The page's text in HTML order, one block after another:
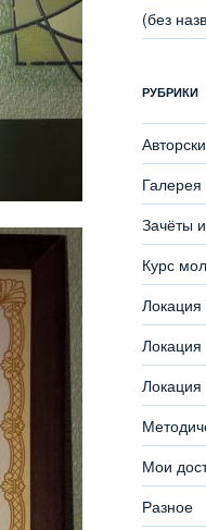
(без
РУБРИКИ
Галерея
Зачёты
Курс
Локация
Мои
Разное